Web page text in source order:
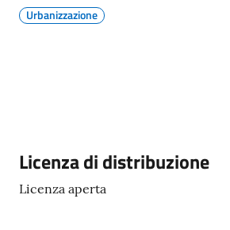
e
D
Urbanizzazione
Descrizione
Licenza di distribuzione
Licenza aperta